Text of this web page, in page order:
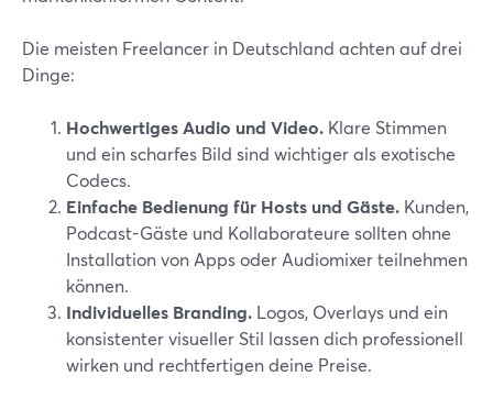
Die meisten Freelancer in Deutschland achten auf drei
Dinge:
Hochwertiges Audio und Video. Klare Stimmen
und ein scharfes Bild sind wichtiger als exotische
Codecs.
Einfache Bedienung für Hosts und Gäste. Kunden,
Podcast-Gäste und Kollaborateure sollten ohne
Installation von Apps oder Audiomixer teilnehmen
können.
Individuelles Branding. Logos, Overlays und ein
konsistenter visueller Stil lassen dich professionell
wirken und rechtfertigen deine Preise.